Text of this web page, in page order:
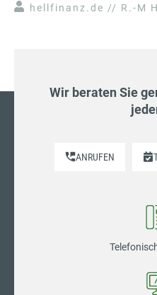
hellfinanz.de // R.-M
Wir beraten Sie
ANRUFEN